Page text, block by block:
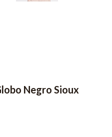
Negro Sioux